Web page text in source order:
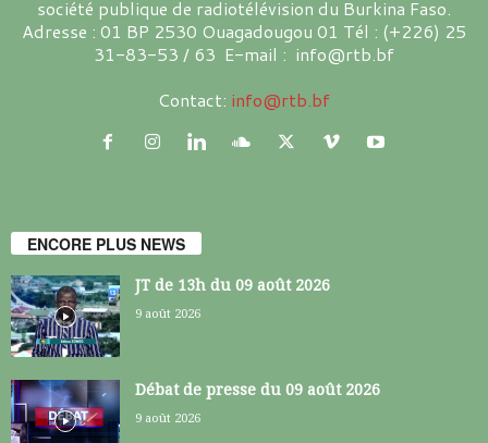
société publique de radiotélévision du Burkina Faso.
Adresse : 01 BP 2530 Ouagadougou 01 Tél : (+226) 25
31-83-53 / 63 E-mail : info@rtb.bf
Contact: info@rtb.bf
ENCORE PLUS NEWS
JT de 13h du 09 août 2026
9 août 2026
Débat de presse du 09 août 2026
9 août 2026